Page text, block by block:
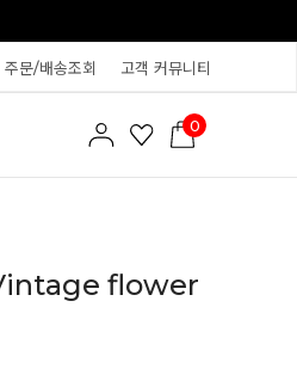
주문/배송조회 고객 커뮤니티
0
flower